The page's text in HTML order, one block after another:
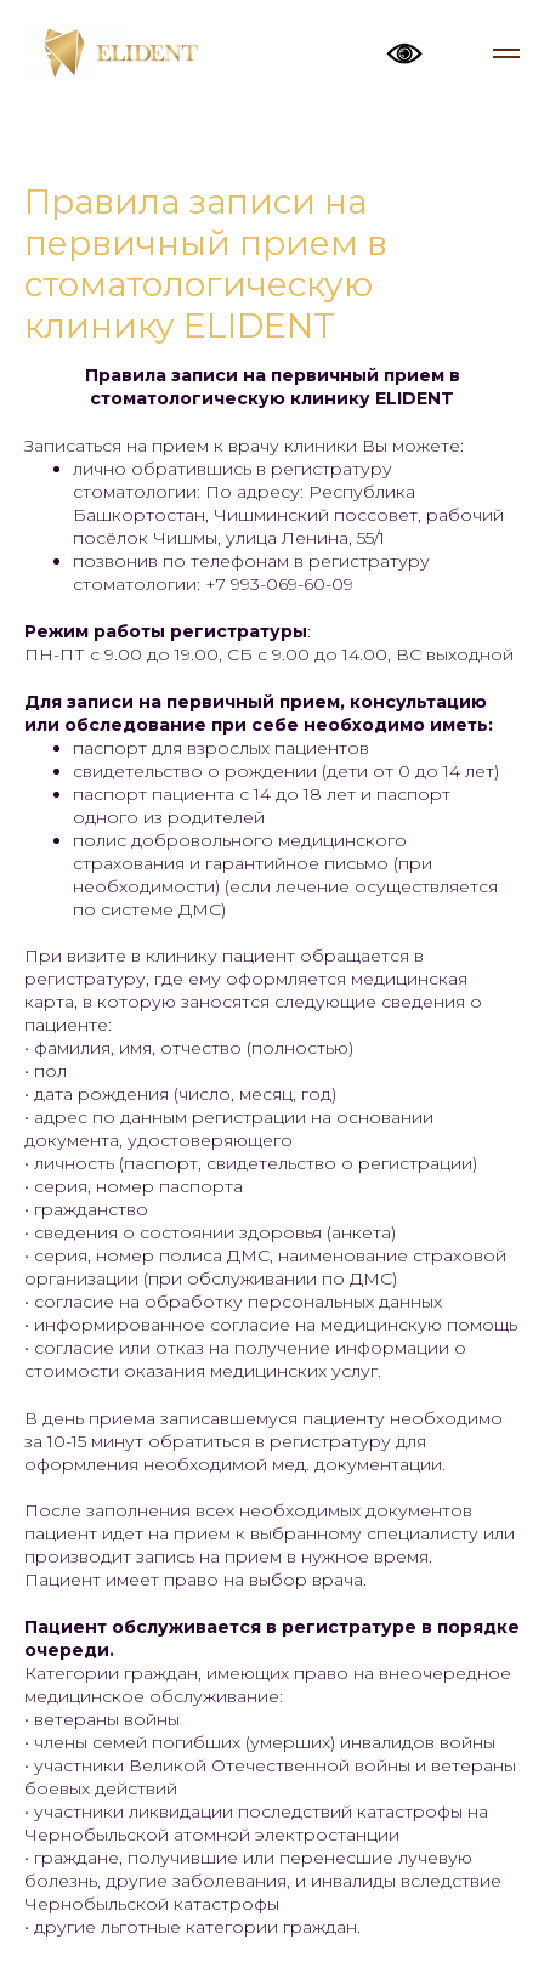
Правила записи на
первичный прием в
стоматологическую
клинику ELIDENT
Правила записи на первичный прием в
стоматологическую клинику ELIDENT
Записаться на прием к врачу клиники Вы можете:
лично обратившись в регистратуру
стоматологии: По адресу: Республика
Башкортостан, Чишминский поссовет, рабочий
посёлок Чишмы, улица Ленина, 55/1
позвонив по телефонам в регистратуру
стоматологии: +7 993-069-60-09
Режим работы регистратуры:
ПН-ПТ с 9.00 до 19.00, СБ с 9.00 до 14.00, ВС выходной
Для записи на первичный прием, консультацию
или обследование при себе необходимо иметь:
паспорт для взрослых пациентов
свидетельство о рождении (дети от 0 до 14 лет)
паспорт пациента с 14 до 18 лет и паспорт
одного из родителей
полис добровольного медицинского
страхования и гарантийное письмо (при
необходимости) (если лечение осуществляется
по системе ДМС)
При визите в клинику пациент обращается в
регистратуру, где ему оформляется медицинская
карта, в которую заносятся следующие сведения о
пациенте:
• фамилия, имя, отчество (полностью)
• пол
• дата рождения (число, месяц, год)
• адрес по данным регистрации на основании
документа, удостоверяющего
• личность (паспорт, свидетельство о регистрации)
• серия, номер паспорта
• гражданство
• сведения о состоянии здоровья (анкета)
• серия, номер полиса ДМС, наименование страховой
организации (при обслуживании по ДМС)
• согласие на обработку персональных данных
• информированное согласие на медицинскую помощь
• согласие или отказ на получение информации о
стоимости оказания медицинских услуг.
В день приема записавшемуся пациенту необходимо
за 10-15 минут обратиться в регистратуру для
оформления необходимой мед. документации.
После заполнения всех необходимых документов
пациент идет на прием к выбранному специалисту или
производит запись на прием в нужное время.
Пациент имеет право на выбор врача.
Пациент обслуживается в регистратуре в порядке
очереди.
Категории граждан, имеющих право на внеочередное
медицинское обслуживание:
• ветераны войны
• члены семей погибших (умерших) инвалидов войны
• участники Великой Отечественной войны и ветераны
боевых действий
• участники ликвидации последствий катастрофы на
Чернобыльской атомной электростанции
• граждане, получившие или перенесшие лучевую
болезнь, другие заболевания, и инвалиды вследствие
Чернобыльской катастрофы
• другие льготные категории граждан.